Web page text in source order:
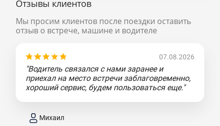
Отзывы клиентов
Мы просим клиентов после поездки оставить
отзыв о встрече, машине и водителе
07.08.2026
"Водитель связался с нами заранее и
приехал на место встречи заблаговременно,
хороший сервис, будем пользоваться еще."
Михаил